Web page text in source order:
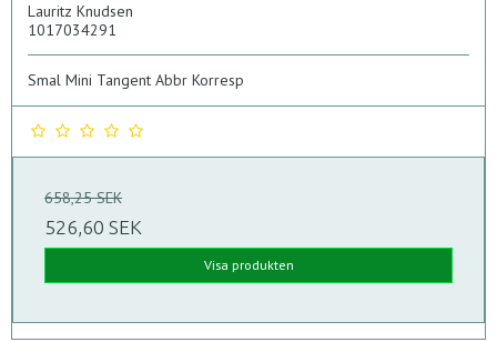
Lauritz Knudsen
1017034291
Smal Mini Tangent Abbr Korresp
658,25 SEK
526,60 SEK
Visa produkten